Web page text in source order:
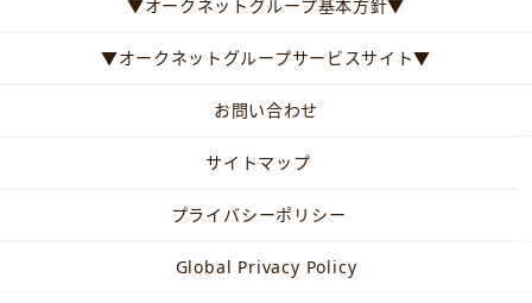
▼オークネットグループ基本方針▼
▼オークネットグループサービスサイト▼
お問い合わせ
サイトマップ
プライバシーポリシー
Global Privacy Policy